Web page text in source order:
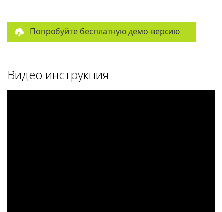
Попробуйте бесплатную демо-версию
Видео инструкция